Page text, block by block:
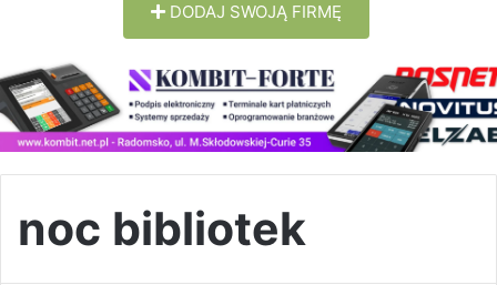
DODAJ SWOJĄ FIRMĘ
noc bibliotek